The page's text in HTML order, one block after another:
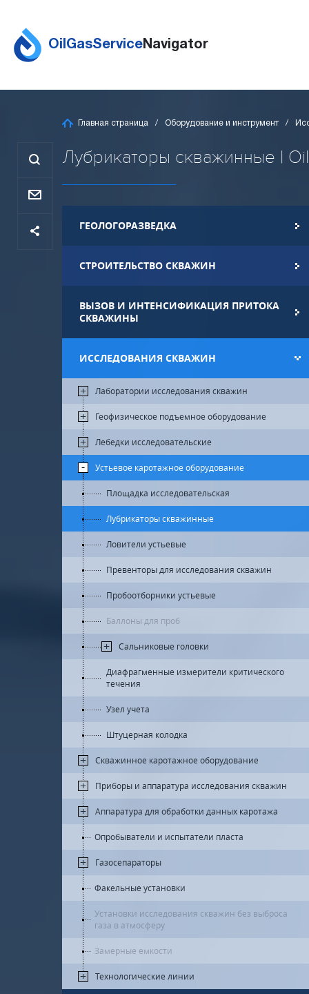
OilGasServiceNavigator
Главная страница Оборудование и инструмент
Лубрикаторы скважинные |
ГЕОЛОГОРАЗВЕДКА
СТРОИТЕЛЬСТВО СКВАЖИН
ВЫЗОВ И ИНТЕНСИФИКАЦИЯ ПРИТОКА
СКВАЖИНЫ
ИССЛЕДОВАНИЯ СКВАЖИН
Лаборатории исследования скважин
Геофизическое подъемное оборудование
Лебедки исследовательские
Устьевое каротажное оборудование
Площадка исследовательская
Лубрикаторы скважинные
Ловители устьевые
Превенторы для исследования скважин
Пробоотборники устьевые
Баллоны для проб
Сальниковые головки
Диафрагменные измерители критического
течения
Узел учета
Штуцерная колодка
Скважинное каротажное оборудование
Приборы и аппаратура исследования скважин
Аппаратура для обработки данных каротажа
Опробыватели и испытатели пласта
Газосепараторы
Факельные установки
Установки исследования скважин без выброса
газа в атмосферу
Замерные емкости
Технологические линии